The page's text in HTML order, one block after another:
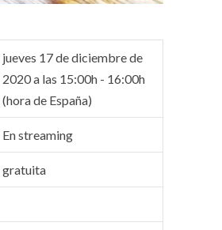
jueves 17 de diciembre de
2020 a las 15:00h - 16:00h
(hora de España)
En streaming
gratuita